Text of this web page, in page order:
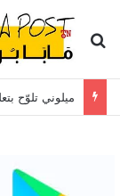
بحث عن
ميلوني تلوّح